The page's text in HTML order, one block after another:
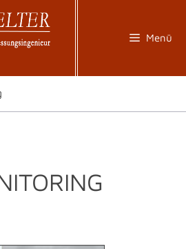
Menü